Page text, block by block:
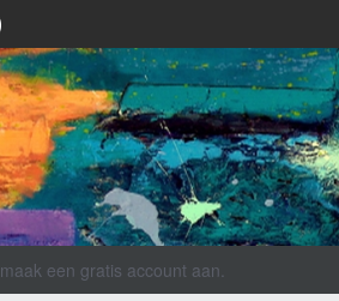
maak een gratis account aan.